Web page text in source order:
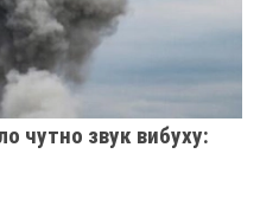
чутно звук вибуху: